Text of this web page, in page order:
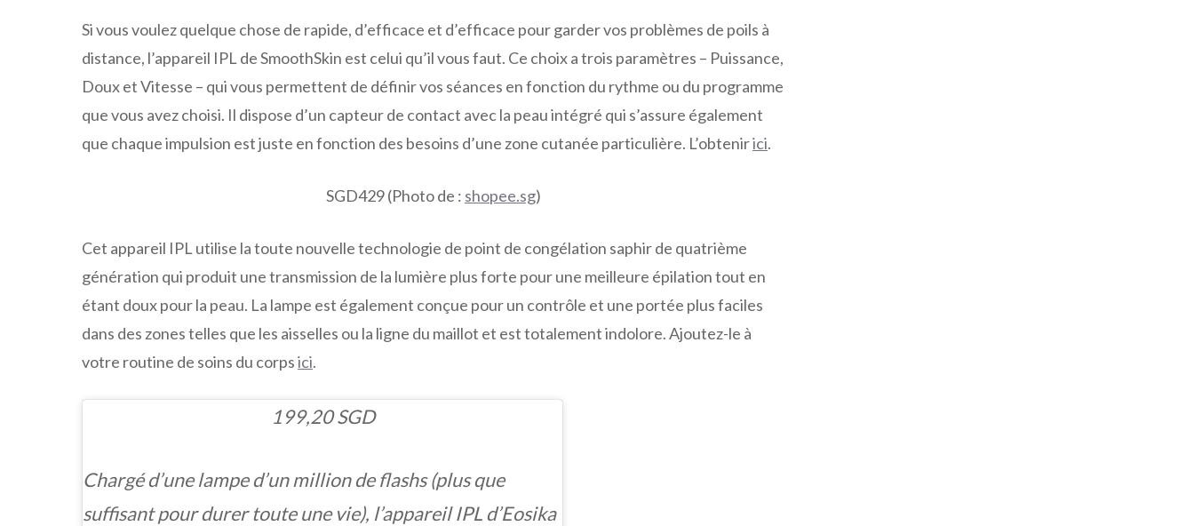
Si vous voulez quelque chose de rapide, d’efficace et d’efficace pour garder vos problèmes de poils à
distance, l’appareil IPL de SmoothSkin est celui qu’il vous faut. Ce choix a trois paramètres – Puissance,
Doux et Vitesse – qui vous permettent de définir vos séances en fonction du rythme ou du programme
que vous avez choisi. Il dispose d’un capteur de contact avec la peau intégré qui s’assure également
que chaque impulsion est juste en fonction des besoins d’une zone cutanée particulière. L’obtenirici.
SGD429 (Photo de : shopee.sg)
Cet appareil IPL utilise la toute nouvelle technologie de point de congélation saphir de quatrième
génération qui produit une transmission de la lumière plus forte pour une meilleure épilation tout en
étant doux pour la peau. La lampe est également conçue pour un contrôle et une portée plus faciles
dans des zones telles que les aisselles ou la ligne du maillot et est totalement indolore. Ajoutez-le à
votre routine de soins du corpsici.
199,20 SGD
Chargé d’une lampe d’un million de flashs (plus que
suffisant pour durer toute une vie), l’appareil IPL d’Eosika